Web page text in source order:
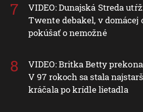
VIDEO: Dunajská Streda
Twente debakel, v domácej
pokúšať o nemožné
VIDEO: Britka Betty
V 97 rokoch sa stala
kráčala po krídle lietadla